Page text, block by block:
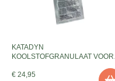
KATADYN
KOOLSTOFGRANULAAT VOOR
€ 24,95